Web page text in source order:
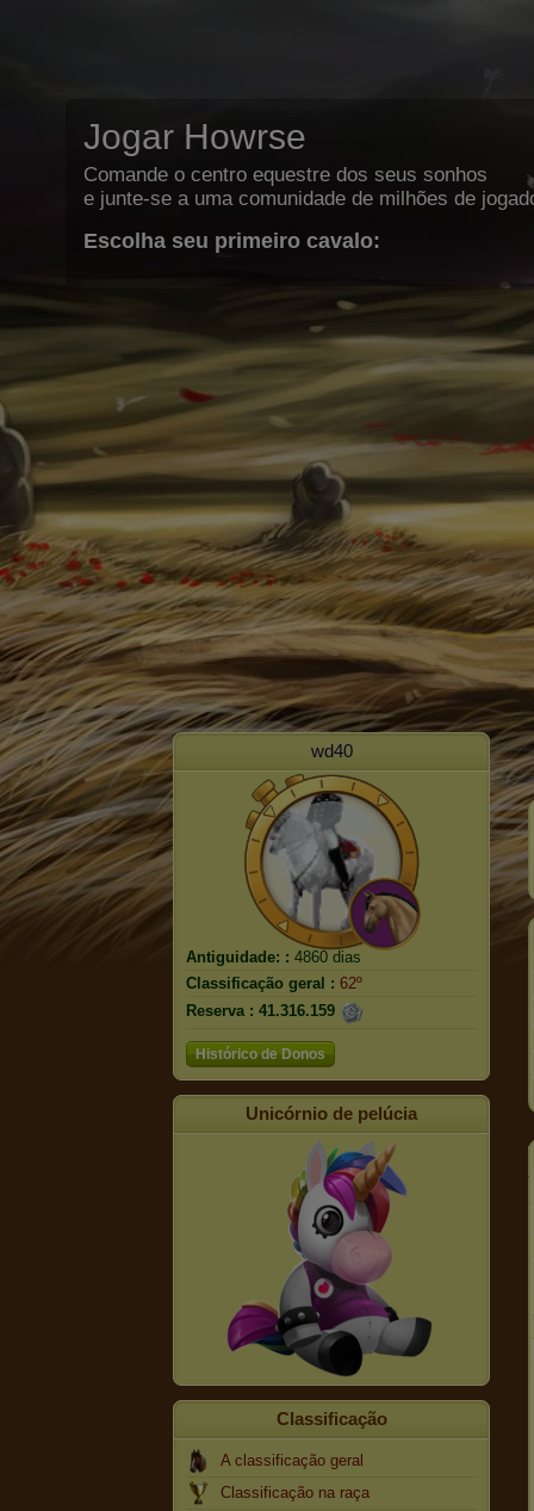
Jogar Howrse
Comande o centro equestre dos seus sonhos
e junte-se a uma comunidade de milhões de
Escolha seu primeiro cavalo:
wd40
Antiguidade: : 4860 dias
Classificação geral : 62º
Reserva : 41.316.159
Histórico de Donos
Unicórnio de pelúcia
Classificação
A classificação geral
Classificação na raça